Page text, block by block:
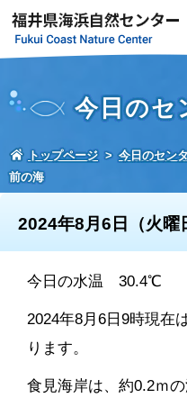
今日のセ
トップページ 今日のセン
前の海
2024年8月6日（火曜
今日の水温 30.4℃
2024年8月6日9時現在
ります。
食見海岸は、約0.2ｍ